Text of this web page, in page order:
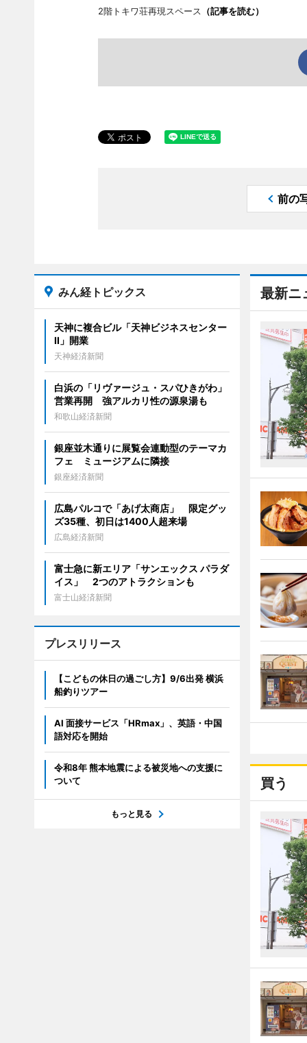
2階トキワ荘再現スペース （記事を読む）
前の
最新ニ
買う
みん経トピックス
天神に複合ビル「天神ビジネスセンター
II」開業
天神経済新聞
白浜の「リヴァージュ・スパひきがわ」
営業再開 強アルカリ性の源泉湯も
和歌山経済新聞
銀座並木通りに展覧会連動型のテーマカ
フェ ミュージアムに隣接
銀座経済新聞
広島パルコで「あげ太商店」 限定グッ
ズ35種、初日は1400人超来場
広島経済新聞
富士急に新エリア「サンエックス パラダ
イス」 2つのアトラクションも
富士山経済新聞
プレスリリース
【こどもの休日の過ごし方】9/6出発 横浜
船釣りツアー
AI 面接サービス「HRmax」、英語・中国
語対応を開始
令和8年 熊本地震による被災地への支援に
ついて
もっと見る